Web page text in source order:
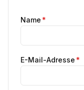
Name *
E-Mail-Adresse *